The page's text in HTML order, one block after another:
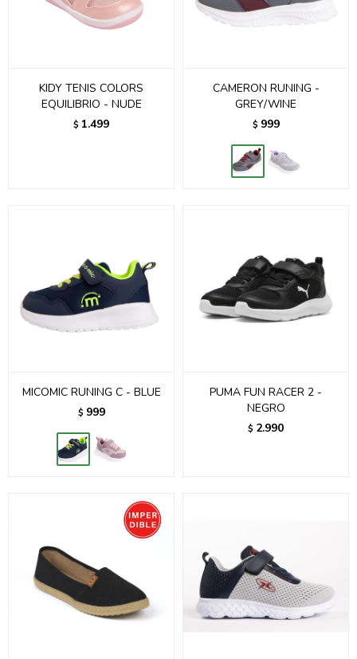
KIDY TENIS COLORS
EQUILIBRIO - NUDE
$ 1.499
CAMERON RUNING -
GREY/WINE
$ 999
MICOMIC RUNING C - BLUE
$ 999
PUMA FUN RACER 2 -
NEGRO
$ 2.990